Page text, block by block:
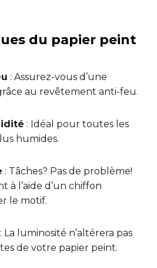
du papier peint
: Assurez-vous d’une
au revêtement anti-feu.
: Idéal pour toutes les
humides.
: Tâches? Pas de problème!
à l’aide d’un chiffon
le motif.
: La luminosité n’altérera pas
de votre papier peint.